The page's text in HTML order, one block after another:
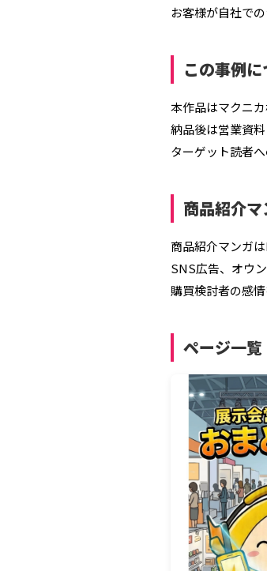
お客様が自社で
この事例に
本作品はマクニ
納品後は営業資
ターゲット読者
商品紹介
商品紹介マンガ
SNS広告、オウ
購買検討者の感
ページ一覧